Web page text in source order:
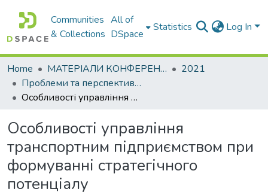
Communities
& Collections
All of
DSpace
Statistics Log In
Home МАТЕРІАЛИ КОНФЕРЕНЦІЙ
2021
Проблеми та перспективи розвитку підприємництва
Особливості управління транспортним підприємством при формуванні стратегічного потенціалу
Особливості управління
транспортним підприємством при
формуванні стратегічного
потенціалу